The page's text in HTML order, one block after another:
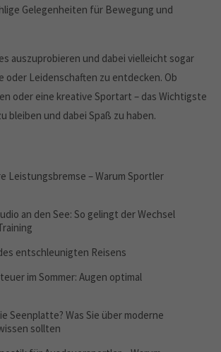
Gelegenheiten für Bewegung und
auszuprobieren und dabei vielleicht sogar
oder Leidenschaften zu entdecken. Ob
oder eine kreative Sportart – das Wichtigste
bleiben und dabei Spaß zu haben.
Leistungsbremse – Warum Sportler
an den See: So gelingt der Wechsel
entschleunigten Reisens
im Sommer: Augen optimal
Seenplatte? Was Sie über moderne
sollten